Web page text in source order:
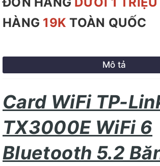
HÀNG 19KTOÀN QUỐC
Mô tả
Card WiFi TP-
TX3000E WiFi 6
Bluetooth 5.2